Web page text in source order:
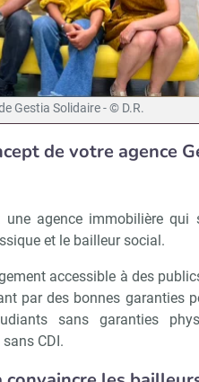
Gestia Solidaire - © D.R.
de votre agence
une agence immobilière qui
et le bailleur social.
accessible à des
par des bonnes garanties
sans garanties
CDI.